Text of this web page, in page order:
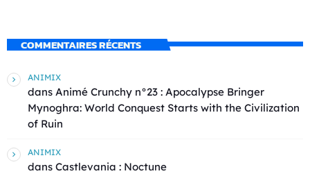
COMMENTAIRES RÉCENTS
ANIMIX
dans Animé Crunchy n°23 : Apocalypse Bringer
Mynoghra: World Conquest Starts with the Civilization
of Ruin
ANIMIX
dans Castlevania : Noctune